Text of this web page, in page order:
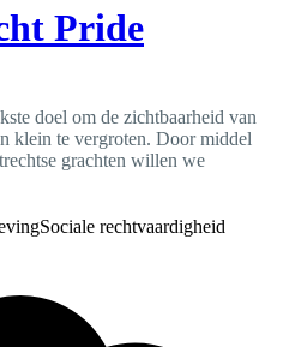
Pride
doel om de zichtbaarheid van
klein te vergroten. Door middel
grachten willen we
Sociale rechtvaardigheid